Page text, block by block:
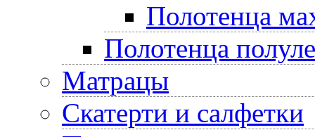
Полотенца
Полотенца
Матрацы
Скатерти и салфетки